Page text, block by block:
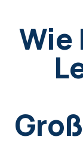
Wie